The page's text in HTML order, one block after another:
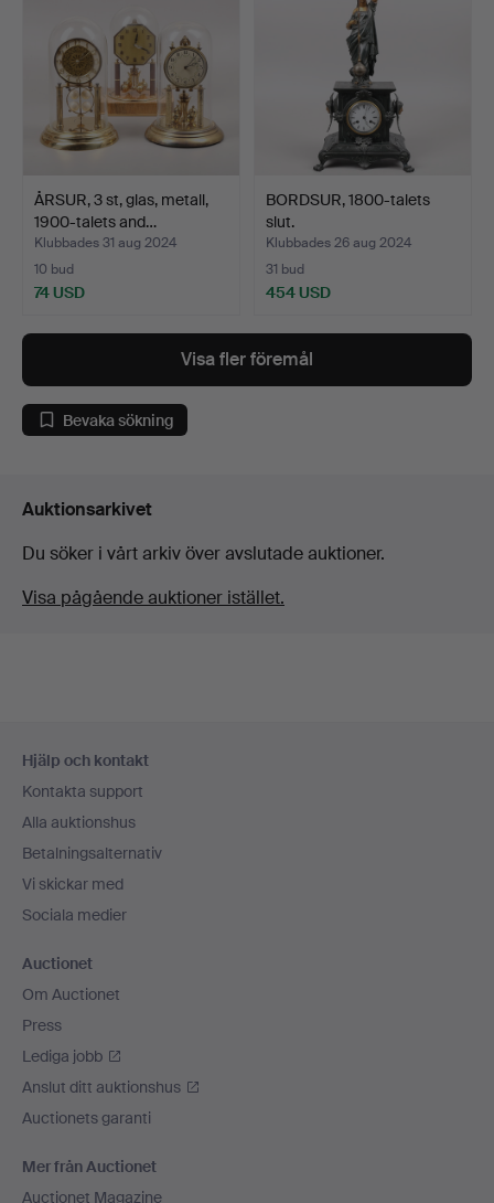
ÅRSUR, 3 st, glas, metall,
1900-talets and…
Klubbades 31 aug 2024
10 bud
74 USD
BORDSUR, 1800-talets
slut.
Klubbades 26 aug 2024
31 bud
454 USD
Visa fler föremål
Bevaka sökning
Auktionsarkivet
Du söker i vårt arkiv över avslutade auktioner.
Visa pågående auktioner istället.
Hjälp och kontakt
Kontakta support
Alla auktionshus
Betalningsalternativ
Vi skickar med
Sociala medier
Auctionet
Om Auctionet
Press
Lediga jobb
Anslut ditt auktionshus
Auctionets garanti
Mer från Auctionet
Auctionet Magazine